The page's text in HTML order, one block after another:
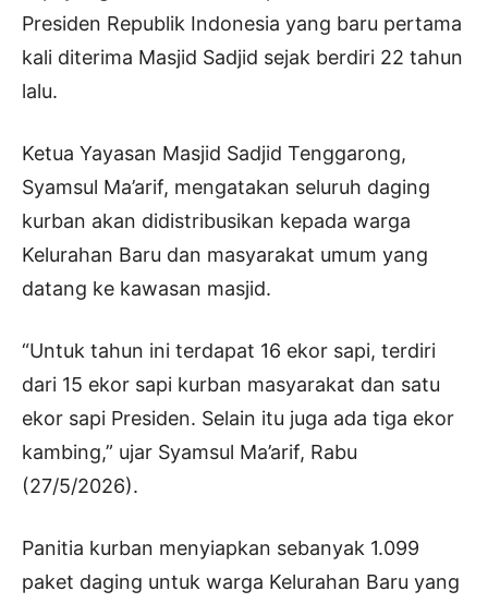
Presiden Republik Indonesia yang baru pertama
kali diterima Masjid Sadjid sejak berdiri 22 tahun
lalu.
Ketua Yayasan Masjid Sadjid Tenggarong,
Syamsul Ma’arif, mengatakan seluruh daging
kurban akan didistribusikan kepada warga
Kelurahan Baru dan masyarakat umum yang
datang ke kawasan masjid.
“Untuk tahun ini terdapat 16 ekor sapi, terdiri
dari 15 ekor sapi kurban masyarakat dan satu
ekor sapi Presiden. Selain itu juga ada tiga ekor
kambing,” ujar Syamsul Ma’arif, Rabu
(27/5/2026).
Panitia kurban menyiapkan sebanyak 1.099
paket daging untuk warga Kelurahan Baru yang